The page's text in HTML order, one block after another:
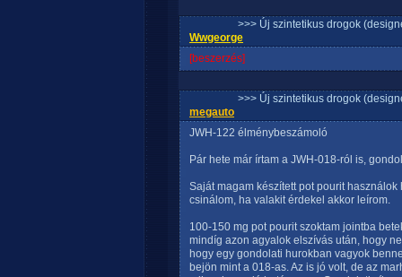
>>> Új szintetikus drogok
Wwgeorge
[beszerzés]
>>> Új szintetikus drogok
megauto
JWH-122 élménybeszámoló
Pár hete már írtam a JWH-018-ról is,
Saját magam készített pot pourit
csinálom, ha valakit érdekel akkor leírom.
100-150 mg pot pourit szoktam jointba
mindíg azon agyalok elszívás után, hogy
hogy egy gondolati hurokban vagyok
bejön mint a 018-as. Az is jó volt, de az